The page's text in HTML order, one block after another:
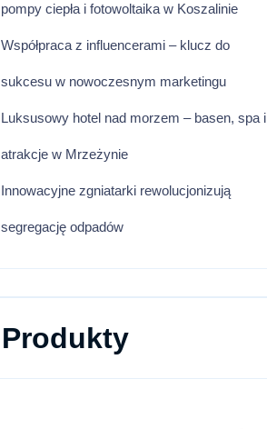
pompy ciepła i fotowoltaika w Koszalinie
Współpraca z influencerami – klucz do
sukcesu w nowoczesnym marketingu
Luksusowy hotel nad morzem – basen, spa i
atrakcje w Mrzeżynie
Innowacyjne zgniatarki rewolucjonizują
segregację odpadów
Produkty